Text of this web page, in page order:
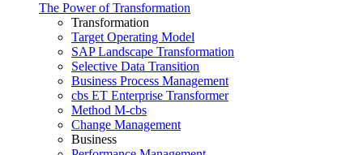
The Power of Transformation
Transformation
Target Operating Model
SAP Landscape Transformation
Selective Data Transition
Business Process Management
cbs ET Enterprise Transformer
Method M-cbs
Change Management
Business